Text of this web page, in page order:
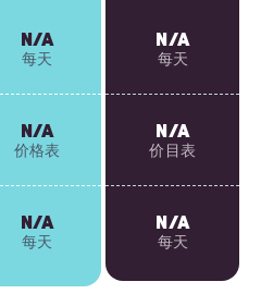
N/A
每天
N/A
价格表
N/A
每天
N/A
每天
N/A
价目表
N/A
每天